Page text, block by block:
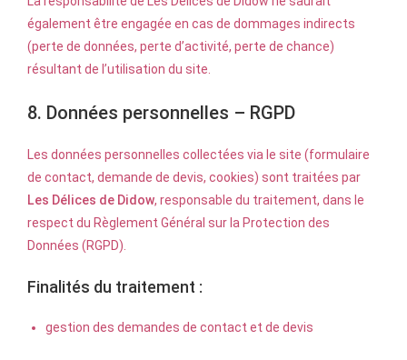
également être engagée en cas de dommages indirects
(perte de données, perte d’activité, perte de chance)
résultant de l’utilisation du site.
8. Données personnelles – RGPD
Les données personnelles collectées via le site (formulaire
de contact, demande de devis, cookies) sont traitées par
Les Délices de Didow, responsable du traitement, dans le
respect du Règlement Général sur la Protection des
Données (RGPD).
Finalités du traitement :
gestion des demandes de contact et de devis